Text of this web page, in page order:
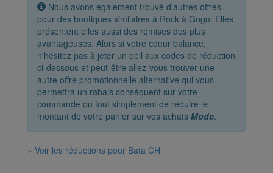
Nous avons également trouvé d'autres offres
pour des boutiques similaires à Rock à Gogo. Elles
présentent elles aussi des remises des plus
avantageuses. Alors si votre coeur balance,
n'hésitez pas à jeter un oeil aux codes de réduction
ci-dessous et peut-être allez-vous trouver une
autre offre promotionnelle alternative qui vous
permettra un rabais conséquent sur votre
commande ou tout simplement de réduire le
montant de votre panier sur vos achats Mode.
» Voir les réductions pour Bata CH